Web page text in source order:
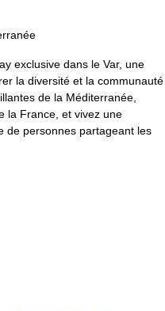
exclusive dans le Var, une
la diversité et la communauté
de la Méditerranée,
la France, et vivez une
de personnes partageant les